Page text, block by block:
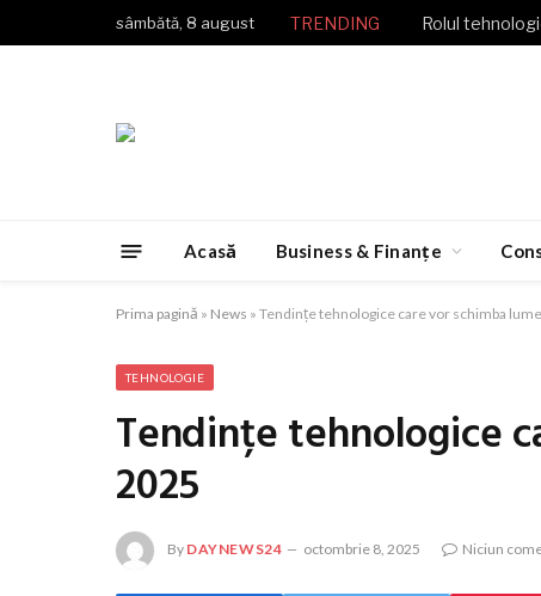
sâmbătă, 8 august TRENDING Rolul
Acasă Business & Finanțe
Prima pagină » News » Tendințe tehnologice care vor schimba
TEHNOLOGIE
Tendințe tehnologice
2025
By DAYNEWS24 octombrie 8, 2025 Niciun